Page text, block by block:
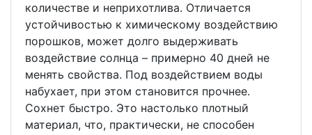
количестве и неприхотлива. Отличается
устойчивостью к химическому воздействию
порошков, может долго выдерживать
воздействие солнца – примерно 40 дней не
менять свойства. Под воздействием воды
набухает, при этом становится прочнее.
Сохнет быстро. Это настолько плотный
материал, что, практически, не способен